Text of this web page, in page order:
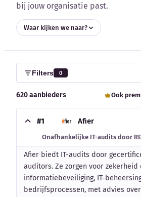
Kennisbank
Externe bronnen
Woordenboek
bij jouw organisatie past.
Waar kijken we naar?
Filters 0
620 aanbieders Ook
#1 Afier
Onafhankelijke IT-audits door
Afier biedt IT-audits door
auditors. Ze zorgen voor
informatiebeveiliging, IT-
bedrijfsprocessen, met advies